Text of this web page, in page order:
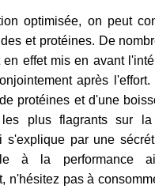
optimisée, on peut
et protéines. De
effet mis en avant
après
protéines et d'une
plus flagrants sur la
s'explique par une
à la performance
n'hésitez pas à